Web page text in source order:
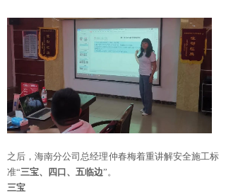
之后，海南分公司总经理仲春梅着重讲解安全施工标
准“三宝、四口、五临边”。
三宝